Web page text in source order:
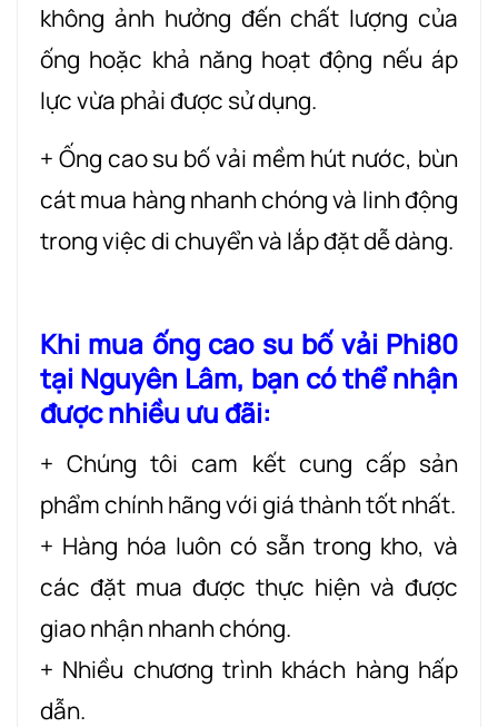
không ảnh hưởng đến chất lượng của
ống hoặc khả năng hoạt động nếu áp
lực vừa phải được sử dụng.
+ Ống cao su bố vải mềm hút nước, bùn
cát mua hàng nhanh chóng và linh động
trong việc di chuyển và lắp đặt dễ dàng.
Khi mua ống cao su bố vải Phi80
tại Nguyên Lâm, bạn có thể nhận
được nhiều ưu đãi:
+ Chúng tôi cam kết cung cấp sản
phẩm chính hãng với giá thành tốt nhất.
+ Hàng hóa luôn có sẵn trong kho, và
các đặt mua được thực hiện và được
giao nhận nhanh chóng.
+ Nhiều chương trình khách hàng hấp
dẫn.